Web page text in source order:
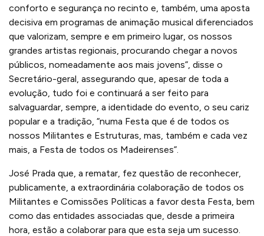
conforto e segurança no recinto e, também, uma aposta
decisiva em programas de animação musical diferenciados
que valorizam, sempre e em primeiro lugar, os nossos
grandes artistas regionais, procurando chegar a novos
públicos, nomeadamente aos mais jovens”, disse o
Secretário-geral, assegurando que, apesar de toda a
evolução, tudo foi e continuará a ser feito para
salvaguardar, sempre, a identidade do evento, o seu cariz
popular e a tradição, “numa Festa que é de todos os
nossos Militantes e Estruturas, mas, também e cada vez
mais, a Festa de todos os Madeirenses”.
José Prada que, a rematar, fez questão de reconhecer,
publicamente, a extraordinária colaboração de todos os
Militantes e Comissões Políticas a favor desta Festa, bem
como das entidades associadas que, desde a primeira
hora, estão a colaborar para que esta seja um sucesso.